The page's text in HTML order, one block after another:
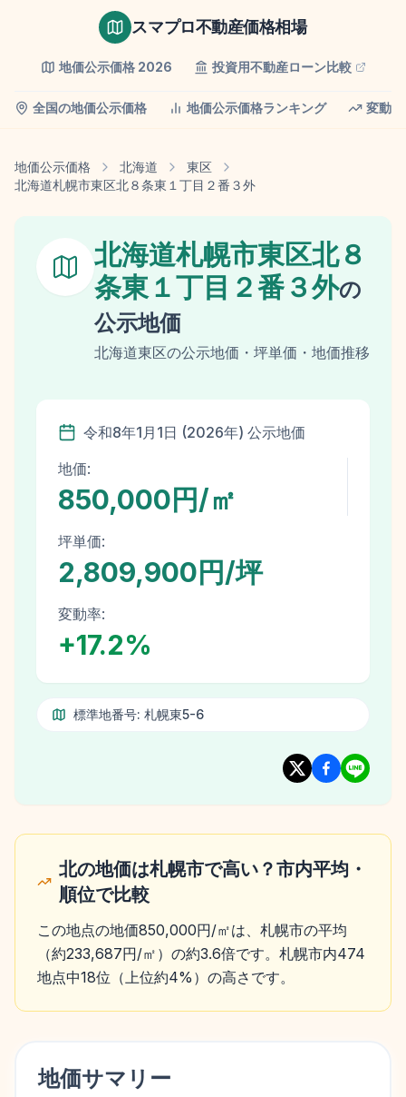
スマプロ不動産価格相場
地価公示価格 2026 投資用不動産ローン比較
全国の地価公示価格 地価公示価格ランキング 変動
地価公示価格 北海道
東区
北海道札幌市東区北８条東１丁目２番３外
北海道札幌市東区北８
条東１丁目２番３外の
公示地価
北海道東区の公示地価 ・坪単価・地価推移
令和8年1月1日 (2026年) 公示地価
地価:
850,000円/㎡
坪単価:
2,809,900円/坪
変動率:
+17.2%
標準地番号: 札幌東5-6
北の地価は札幌市で高い？市内平均・
順位で比較
この地点の地価850,000円/㎡は、札幌市の平均
（約233,687円/㎡）の約3.6倍です。札幌市内474
地点中18位（上位約4%）の高さです。
地価サマリー